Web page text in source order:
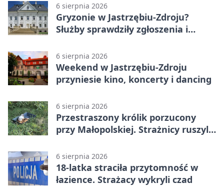
6 sierpnia 2026
Gryzonie w Jastrzębiu-Zdroju?
Służby sprawdziły zgłoszenia i
6 sierpnia 2026
Weekend w Jastrzębiu-Zdroju
przyniesie kino, koncerty i dancing
6 sierpnia 2026
Przestraszony królik porzucony
przy Małopolskiej. Strażnicy ruszyli
6 sierpnia 2026
18-latka straciła przytomność w
łazience. Strażacy wykryli czad